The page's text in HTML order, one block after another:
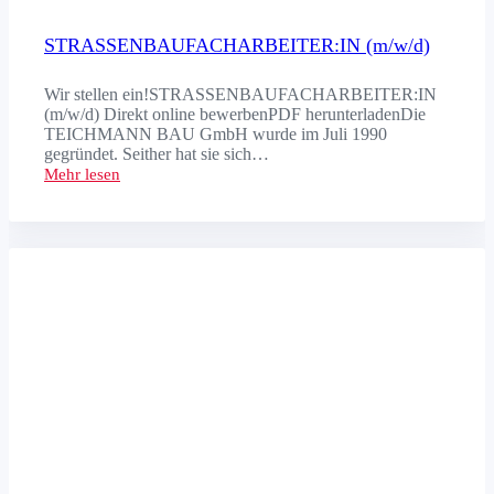
STRASSENBAU­FACHARBEITER:IN (m/w/d)
Wir stellen ein!STRASSENBAUFACHARBEITER:IN
(m/w/d) Direkt online bewerbenPDF herunterladenDie
TEICHMANN BAU GmbH wurde im Juli 1990
gegründet. Seither hat sie sich…
Mehr lesen